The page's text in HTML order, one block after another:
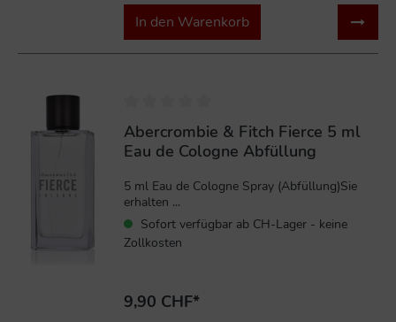
In den Warenkorb
Abercrombie & Fitch Fierce 5 ml
Eau de Cologne Abfüllung
5 ml Eau de Cologne Spray (Abfüllung)Sie
erhalten ...
Sofort verfügbar ab CH-Lager - keine
Zollkosten
9,90 CHF*